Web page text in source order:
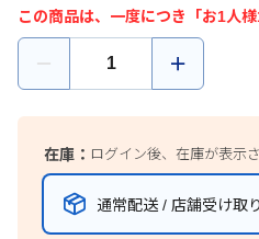
この商品は、一度につき「お1人様
在庫： ログイン後、在庫が表示
通常配送 / 店舗受け取り